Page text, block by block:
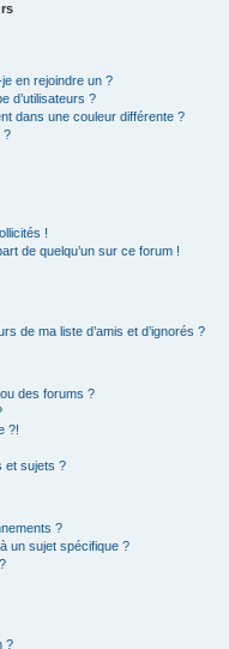
en rejoindre un ?
d’utilisateurs ?
dans une couleur différente ?
?
!
de quelqu’un sur ce forum !
de ma liste d’amis et d’ignorés ?
des forums ?
?!
et sujets ?
?
un sujet spécifique ?
?